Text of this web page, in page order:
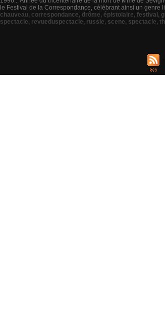
le Festival de la Correspondance, célébrant ainsi un
chauveau, correspondance, drôme, épistolaire, festival ,
spectacle, revueduspectacle, russie, scene, spectacle,